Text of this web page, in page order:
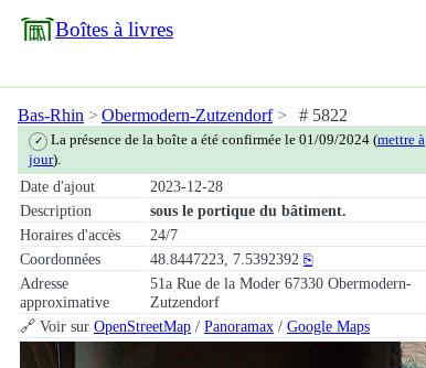
Boîtes à livres
Bas-Rhin Obermodern-Zutzendorf # 5822
✓ La présence de la boîte a été confirmée le 01/09/2024 (mettre à
jour).
Date d'ajout
2023-12-28
Description
sous le portique du bâtiment.
Horaires d'accès
24/7
Coordonnées
48.8447223, 7.5392392 ⎘
Adresse
approximative
51a Rue de la Moder 67330 Obermodern-
Zutzendorf
🔗 Voir sur OpenStreetMap / Panoramax / Google Maps